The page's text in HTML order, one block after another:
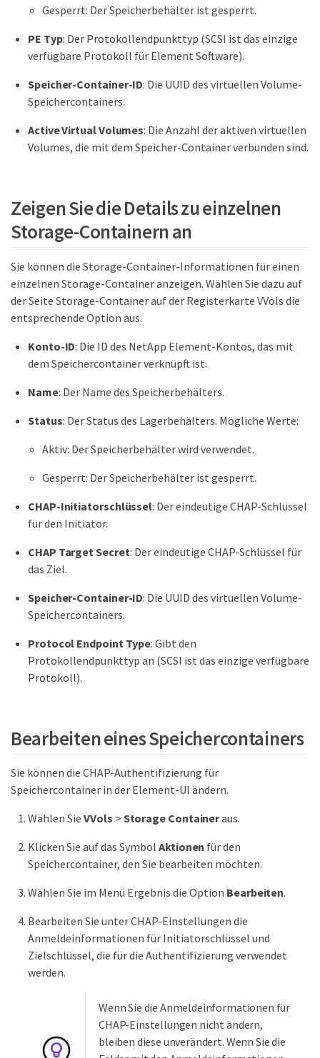
Gesperrt: Der Speicherbehälter ist gesperrt.
PE Typ: Der Protokollendpunkttyp (SCSI ist das einzige
verfügbare Protokoll für Element Software).
Speicher-Container-ID: Die UUID des virtuellen Volume-
Speichercontainers.
Active Virtual Volumes: Die Anzahl der aktiven virtuellen
Volumes, die mit dem Speicher-Container verbunden sind.
Zeigen Sie die Details zu einzelnen
Storage-Containern an
Sie können die Storage-Container-Informationen für einen
einzelnen Storage-Container anzeigen. Wählen Sie dazu auf
der Seite Storage-Container auf der Registerkarte VVols die
entsprechende Option aus.
Konto-ID: Die ID des NetApp Element-Kontos, das mit
dem Speichercontainer verknüpft ist.
Name: Der Name des Speicherbehälters.
Status: Der Status des Lagerbehälters. Mögliche Werte:
Aktiv: Der Speicherbehälter wird verwendet.
Gesperrt: Der Speicherbehälter ist gesperrt.
CHAP-Initiatorschlüssel: Der eindeutige CHAP-Schlüssel
für den Initiator.
CHAP Target Secret: Der eindeutige CHAP-Schlüssel für
das Ziel.
Speicher-Container-ID: Die UUID des virtuellen Volume-
Speichercontainers.
Protocol Endpoint Type: Gibt den
Protokollendpunkttyp an (SCSI ist das einzige verfügbare
Protokoll).
Bearbeiten eines Speichercontainers
Sie können die CHAP-Authentifizierung für
Speichercontainer in der Element-UI ändern.
Wählen Sie VVols > Storage Containeraus.
Klicken Sie auf das Symbol Aktionen für den
Speichercontainer, den Sie bearbeiten möchten.
Wählen Sie im Menü Ergebnis die Option Bearbeiten.
Bearbeiten Sie unter CHAP-Einstellungen die
Anmeldeinformationen für Initiatorschlüssel und
Zielschlüssel, die für die Authentifizierung verwendet
werden.
Wenn Sie die Anmeldeinformationen für
CHAP-Einstellungen nicht ändern,
bleiben diese unverändert. Wenn Sie die